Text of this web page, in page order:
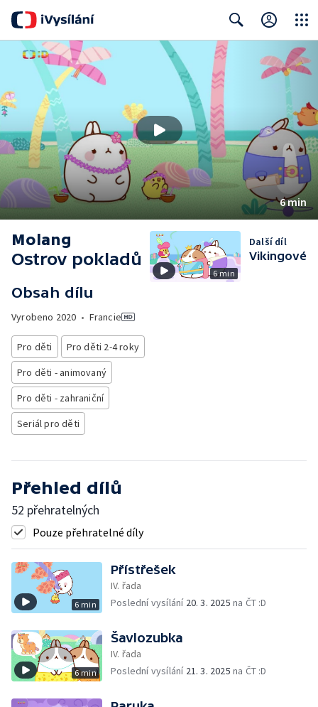
Search Close
6 min
Molang
Ostrov pokladů
Obsah dílu
Vyrobeno 2020 • Francie
Pro děti
Pro děti 2-4 roky
Pro děti - animovaný
Pro děti - zahraniční
Seriál pro děti
6 min
Další díl
Vikingové
Přehled dílů
52 přehratelných
Pouze přehratelné díly
6 min
Přístřešek
IV. řada
Poslední vysílání 20. 3. 2025 na ČT :D
6 min
Šavlozubka
IV. řada
Poslední vysílání 21. 3. 2025 na ČT :D